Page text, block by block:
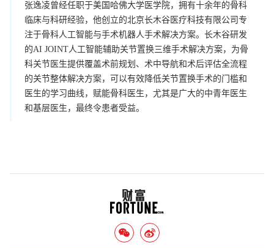
张逸凌曾经任职于美国哈佛大学医学院，拥有十余年的骨科
临床与科研经验，他创立的北京长木谷医疗科技有限公司专
注于骨科人工智能与手术机器人手术解决方案。长木谷研发
的AI JOINT人工智能辅助关节置换三维手术解决方案，为骨
科关节医生提供覆盖术前规划、术中导航和术后评估全流程
的关节整体解决方案，可以有效降低关节置换手术的门槛和
医生的学习曲线，赋能骨科医生，尤其是广大的中青年医生
和基层医生，最终令患者受益。